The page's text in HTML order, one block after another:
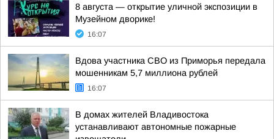
8 августа — открытие уличной экспозиции в
Музейном дворике!
16:07
Вдова участника СВО из Приморья передала
мошенникам 5,7 миллиона рублей
16:07
В домах жителей Владивостока
устанавливают автономные пожарные